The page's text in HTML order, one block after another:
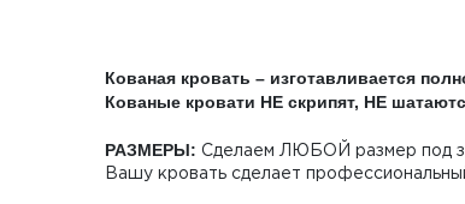
Кованая кровать – изготавливается
Кованые кровати НЕ скрипят, НЕ
РАЗМЕРЫ: Сделаем ЛЮБОЙ размер под
Вашу кровать сделает